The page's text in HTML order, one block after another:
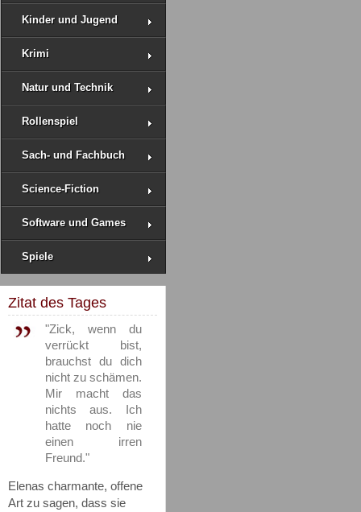
Kinder und Jugend
Krimi
Natur und Technik
Rollenspiel
Sach- und Fachbuch
Science-Fiction
Software und Games
Spiele
Zitat des Tages
"Zick, wenn du
verrückt bist,
brauchst du dich
nicht zu schämen.
Mir macht das
nichts aus. Ich
hatte noch nie
einen irren
Freund."
Elenas charmante, offene
Art zu sagen, dass sie